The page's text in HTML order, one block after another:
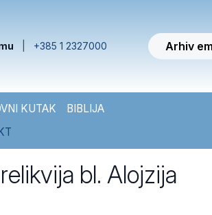
+385 1 2327000 Arhiv
KUTAK
BIBLIJA
bl. Alojzija